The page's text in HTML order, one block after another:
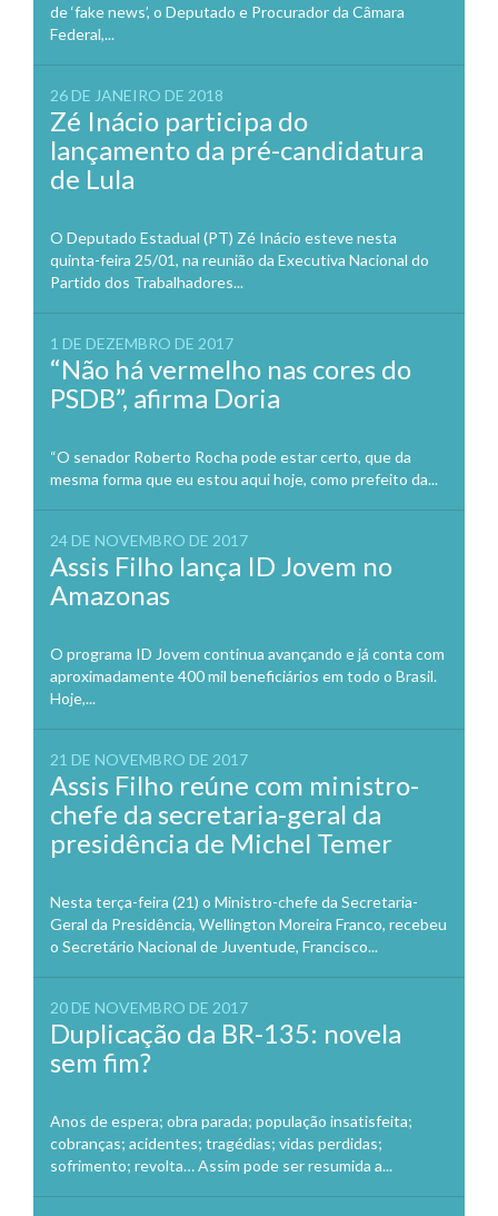
de ‘fake news’, o Deputado e Procurador da Câmara
Federal,...
26 DE JANEIRO DE 2018
Zé Inácio participa do
lançamento da pré-candidatura
de Lula
O Deputado Estadual (PT) Zé Inácio esteve nesta
quinta-feira 25/01, na reunião da Executiva Nacional do
Partido dos Trabalhadores...
1 DE DEZEMBRO DE 2017
“Não há vermelho nas cores do
PSDB”, afirma Doria
“O senador Roberto Rocha pode estar certo, que da
mesma forma que eu estou aqui hoje, como prefeito da...
24 DE NOVEMBRO DE 2017
Assis Filho lança ID Jovem no
Amazonas
O programa ID Jovem continua avançando e já conta com
aproximadamente 400 mil beneficiários em todo o Brasil.
Hoje,...
21 DE NOVEMBRO DE 2017
Assis Filho reúne com ministro-
chefe da secretaria-geral da
presidência de Michel Temer
Nesta terça-feira (21) o Ministro-chefe da Secretaria-
Geral da Presidência, Wellington Moreira Franco, recebeu
o Secretário Nacional de Juventude, Francisco...
20 DE NOVEMBRO DE 2017
Duplicação da BR-135: novela
sem fim?
Anos de espera; obra parada; população insatisfeita;
cobranças; acidentes; tragédias; vidas perdidas;
sofrimento; revolta… Assim pode ser resumida a...